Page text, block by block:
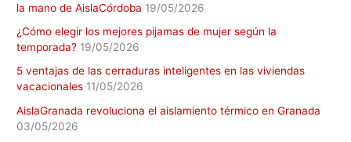
la mano de AislaCórdoba 19/05/2026
¿Cómo elegir los mejores pijamas de mujer según la
temporada? 19/05/2026
5 ventajas de las cerraduras inteligentes en las viviendas
vacacionales 11/05/2026
AislaGranada revoluciona el aislamiento térmico en Granada
03/05/2026